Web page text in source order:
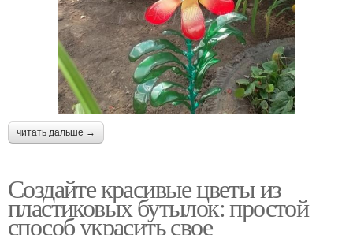
читать дальше →
Создайте красивые цветы из
пластиковых бутылок: простой
способ украсить свое